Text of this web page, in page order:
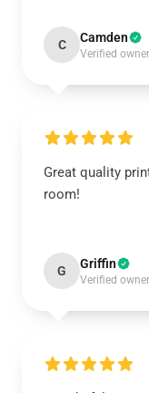
C Camden
Verified owner
Great quality
room!
G Griffin
Verified owner